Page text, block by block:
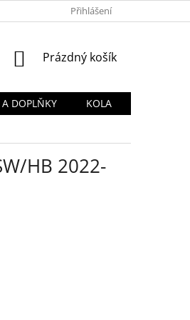
PODMÍNKY OCHRANY OSOBNÍCH
Přihlášení
NÁKUPNÍ
Prázdný košík
DOPLŇKY
KOLA
HB 2022-